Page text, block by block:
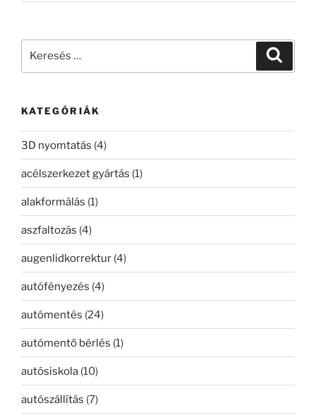
KATEGÓRIÁK
3D nyomtatás (4)
acélszerkezet gyártás (1)
alakformálás (1)
aszfaltozás (4)
augenlidkorrektur (4)
autófényezés (4)
autómentés (24)
autómentő bérlés (1)
autósiskola (10)
autószállítás (7)